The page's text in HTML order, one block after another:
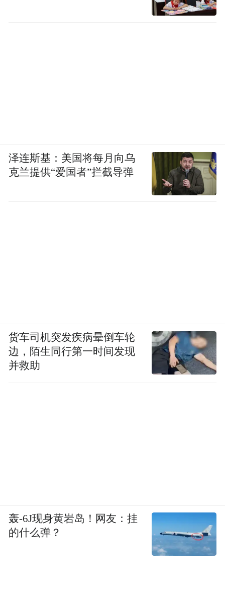
泽连斯基：美国将每月向乌
克兰提供“爱国者”拦截导弹
货车司机突发疾病晕倒车轮
边，陌生同行第一时间发现
并救助
轰-6J现身黄岩岛！网友：挂
的什么弹？